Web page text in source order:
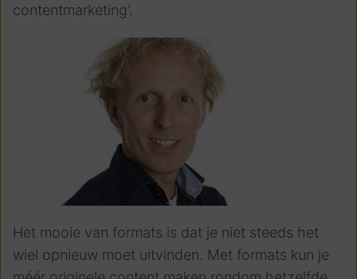
contentmarketing'.
Het mooie van formats is dat je niet steeds het
wiel opnieuw moet uitvinden. Met formats kun je